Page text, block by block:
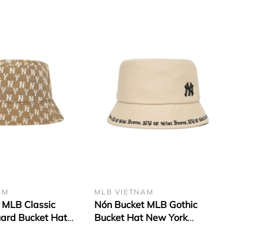
Classic
Bucket Hat
MLB VIETNAM
Nón Bucket MLB Gothic
Bucket Hat New York